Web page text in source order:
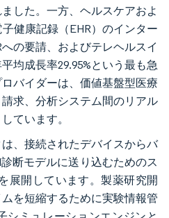
した。一方、ヘルスケアおよ
健康記録（EHR）のインター
の要請、およびテレヘルスイ
均成長率29.95%という最も急
バイダーは、価値基盤型医療
求、分析システム間のリアル
ています。
、接続されたデバイスからバ
断モデルに送り込むためのス
展開しています。製薬研究開
を短縮するために実験情報管